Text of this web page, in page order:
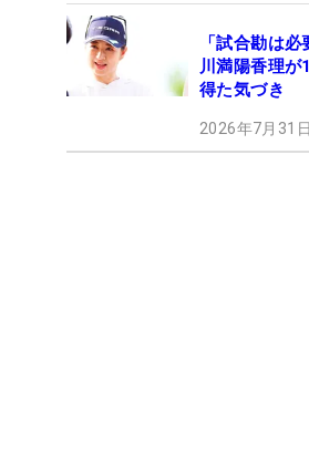
「試合勘は
川満陽香理
得た気づき
2026年7月31